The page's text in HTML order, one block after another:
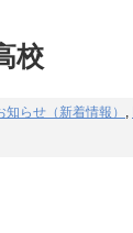
校
知らせ（新着情報） ,